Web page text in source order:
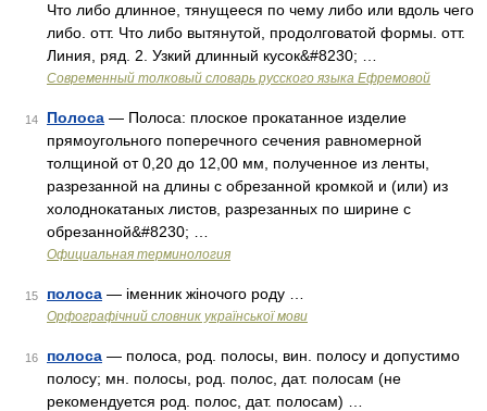
Что либо длинное, тянущееся по чему либо или вдоль чего
либо. отт. Что либо вытянутой, продолговатой формы. отт.
Линия, ряд. 2. Узкий длинный кусок&#8230; …
Современный толковый словарь русского языка Ефремовой
14 Полоса — Полоса: плоское прокатанное изделие
прямоугольного поперечного сечения равномерной
толщиной от 0,20 до 12,00 мм, полученное из ленты,
разрезанной на длины с обрезанной кромкой и (или) из
холоднокатаных листов, разрезанных по ширине с
обрезанной&#8230; …
Официальная терминология
15 полоса — іменник жіночого роду …
Орфографічний словник української мови
16 полоса — полоса, род. полосы, вин. полосу и допустимо
полосу; мн. полосы, род. полос, дат. полосам (не
рекомендуется род. полос, дат. полосам) …